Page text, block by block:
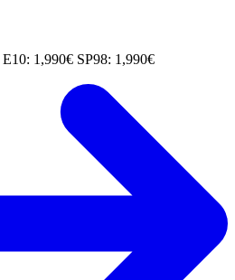
E10: 1,990€ SP98: 1,990€